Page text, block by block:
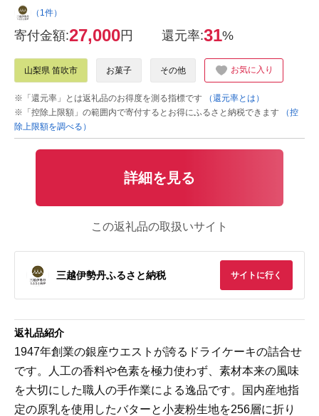
（1件）
寄付金額:27,000円 還元率:31%
山梨県 笛吹市 お菓子 その他 お気に入り
※「還元率」とは返礼品のお得度を測る指標です
（還元率とは）
※「控除上限額」の範囲内で寄付するとお得にふるさと納税できます
（控
除上限額を調べる）
詳細を見る
この返礼品の取扱いサイト
三越伊勢丹ふるさと納税 サイトに行く
返礼品紹介
1947年創業の銀座ウエストが誇るドライケーキの詰合せ
です。人工の香料や色素を極力使わず、素材本来の風味
を大切にした職人の手作業による逸品です。国内産地指
定の原乳を使用したバターと小麦粉生地を256層に折り